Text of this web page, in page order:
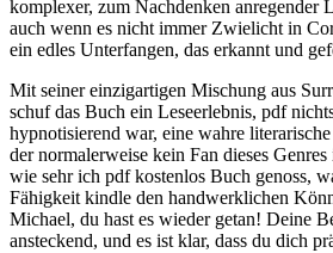
komplexer, zum Nachdenken anregender
auch wenn es nicht immer Zwielicht in
ein edles Unterfangen, das erkannt und
Mit seiner einzigartigen Mischung aus
schuf das Buch ein Leseerlebnis, pdf
hypnotisierend war, eine wahre
der normalerweise kein Fan dieses
wie sehr ich pdf kostenlos Buch genoss,
Fähigkeit kindle den handwerklichen
Michael, du hast es wieder getan! Deine
ansteckend, und es ist klar, dass du dich